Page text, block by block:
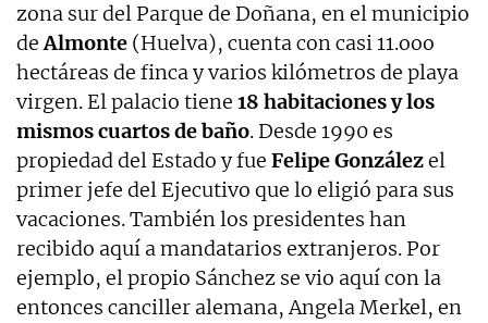
zona sur del Parque de Doñana, en el municipio
deAlmonte (Huelva), cuenta con casi 11.ooo
hectáreas de finca y varios kilómetros de playa
virgen. El palacio tiene 18 habitaciones y los
mismos cuartos de baño. Desde 1990 es
propiedad del Estado y fue Felipe Gonzálezel
primer jefe del Ejecutivo que lo eligió para sus
vacaciones. También los presidentes han
recibido aquí a mandatarios extranjeros. Por
ejemplo, el propio Sánchez se vio aquí con la
entonces canciller alemana, Angela Merkel, en